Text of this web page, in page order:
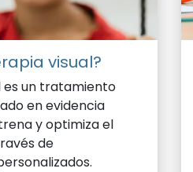
visual?
es un tratamiento
en evidencia
y optimiza el
de